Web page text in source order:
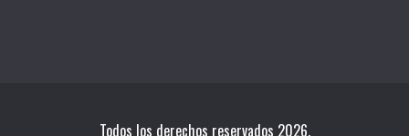
Todos los derechos reservados 2026.